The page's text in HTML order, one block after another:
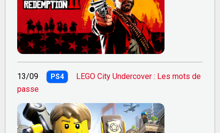
13/09 PS4
LEGO City Undercover : Les mots de
passe